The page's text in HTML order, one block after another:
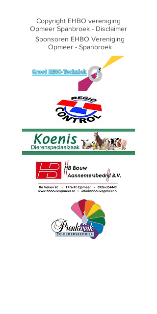
Copyright EHBO vereniging
Opmeer Spanbroek - Disclaimer
Sponsoren EHBO Vereniging
Opmeer - Spanbroek